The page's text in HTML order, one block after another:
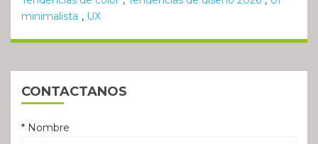
minimalista , UX
CONTACTANOS
* Nombre